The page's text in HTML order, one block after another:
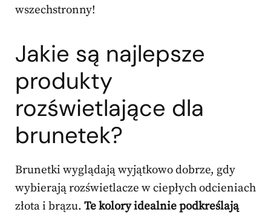
wszechstronny!
Jakie są najlepsze
produkty
rozświetlające dla
brunetek?
Brunetki wyglądają wyjątkowo dobrze, gdy
wybierają rozświetlacze w ciepłych odcieniach
złota i brązu. Te kolory idealnie podkreślają